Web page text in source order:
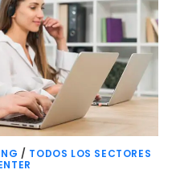
/ TODOS LOS SECTORES